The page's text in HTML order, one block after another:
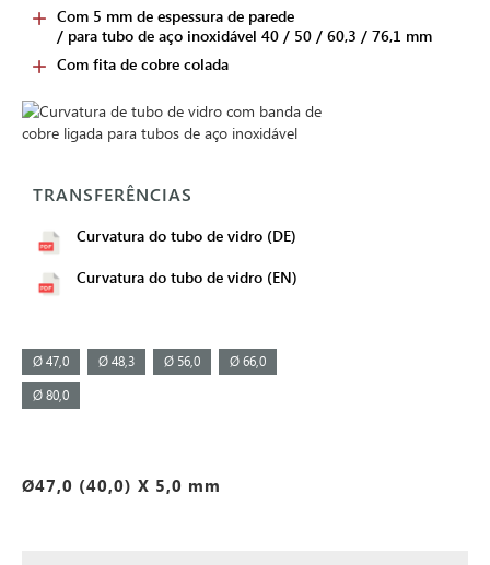
Com 5 mm de espessura de parede
/ para tubo de aço inoxidável 40 / 50 / 60,3 / 76,1 mm
Com fita de cobre colada
TRANSFERÊNCIAS
Curvatura do tubo de vidro (DE)
Curvatura do tubo de vidro (EN)
Ø 47,0 Ø 48,3 Ø 56,0 Ø 66,0
Ø 80,0
Ø47,0 (40,0) X 5,0 mm